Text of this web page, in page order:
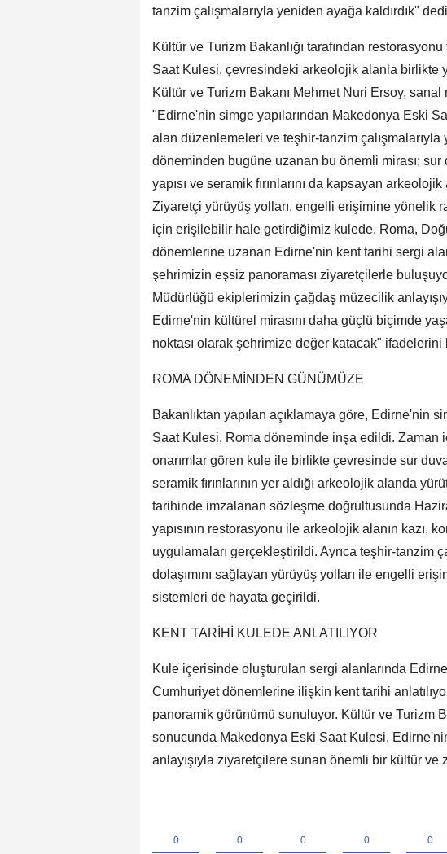
tanzim çalışmalarıyla yeniden ayağa kaldırdık"
Kültür ve Turizm Bakanlığı tarafından
Saat Kulesi, çevresindeki arkeolojik alanla birlikte
Kültür ve Turizm Bakanı Mehmet Nuri Ersoy, sanal
"Edirne'nin simge yapılarından Makedonya Eski
alan düzenlemeleri ve teşhir-tanzim çalışmalarıyla
döneminden bugüne uzanan bu önemli mirası; sur
yapısı ve seramik fırınlarını da kapsayan
Ziyaretçi yürüyüş yolları, engelli erişimine yönelik
için erişilebilir hale getirdiğimiz kulede, Roma,
dönemlerine uzanan Edirne'nin kent tarihi sergi
şehrimizin eşsiz panoraması ziyaretçilerle
Müdürlüğü ekiplerimizin çağdaş müzecilik
Edirne'nin kültürel mirasını daha güçlü biçimde
noktası olarak şehrimize değer katacak" ifadelerini
ROMA DÖNEMİNDEN GÜNÜMÜZE
Bakanlıktan yapılan açıklamaya göre, Edirne'nin
Saat Kulesi, Roma döneminde inşa edildi. Zaman
onarımlar gören kule ile birlikte çevresinde sur
seramik fırınlarının yer aldığı arkeolojik alanda
tarihinde imzalanan sözleşme doğrultusunda
yapısının restorasyonu ile arkeolojik alanın kazı,
uygulamaları gerçekleştirildi. Ayrıca teşhir-tanzim
dolaşımını sağlayan yürüyüş yolları ile engelli
sistemleri de hayata geçirildi.
KENT TARİHİ KULEDE ANLATILIYOR
Kule içerisinde oluşturulan sergi alanlarında
Cumhuriyet dönemlerine ilişkin kent tarihi
panoramik görünümü sunuluyor. Kültür ve Turizm
sonucunda Makedonya Eski Saat Kulesi,
anlayışıyla ziyaretçilere sunan önemli bir kültür ve